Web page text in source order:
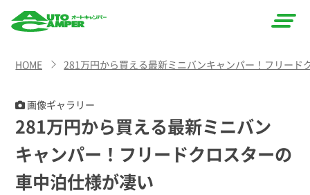
CAMPER
（オート
キャン
パー）
HOME 281万円から買える最新ミニバンキャンパー！フリード
画像ギャラリー
281万円から買える最新ミニバン
キャンパー！フリードクロスターの
車中泊仕様が凄い